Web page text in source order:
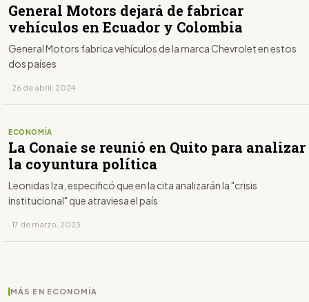
General Motors dejará de fabricar
vehículos en Ecuador y Colombia
General Motors fabrica vehículos de la marca Chevrolet en estos
dos países
· 26 de abril, 2024
ECONOMÍA
La Conaie se reunió en Quito para analizar
la coyuntura política
Leonidas Iza, especificó que en la cita analizarán la "crisis
institucional" que atraviesa el país
· 17 de marzo, 2023
MÁS EN ECONOMÍA